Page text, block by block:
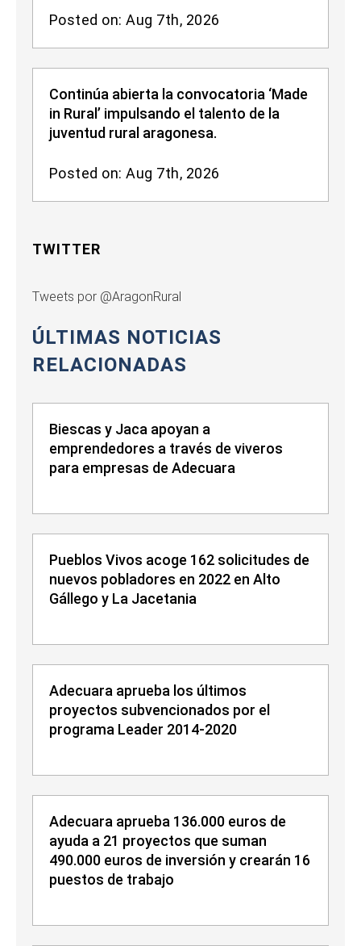
Posted on: Aug 7th, 2026
Continúa abierta la convocatoria ‘Made
in Rural’ impulsando el talento de la
juventud rural aragonesa.
Posted on: Aug 7th, 2026
TWITTER
Tweets por @AragonRural
ÚLTIMAS NOTICIAS
RELACIONADAS
Biescas y Jaca apoyan a
emprendedores a través de viveros
para empresas de Adecuara
Pueblos Vivos acoge 162 solicitudes de
nuevos pobladores en 2022 en Alto
Gállego y La Jacetania
Adecuara aprueba los últimos
proyectos subvencionados por el
programa Leader 2014-2020
Adecuara aprueba 136.000 euros de
ayuda a 21 proyectos que suman
490.000 euros de inversión y crearán 16
puestos de trabajo